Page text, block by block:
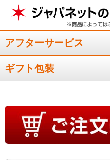
アフターサービス
ギフト包装